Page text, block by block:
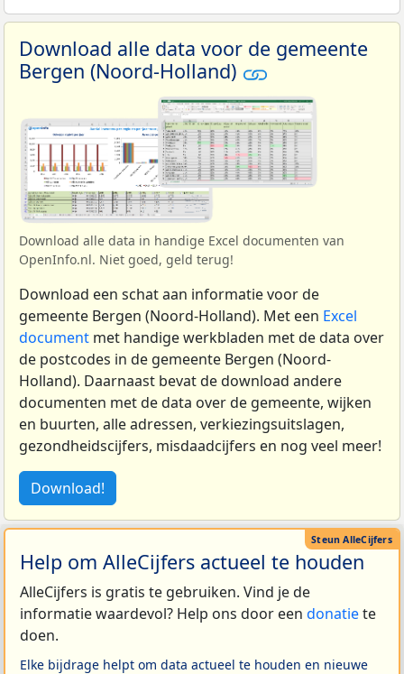
Download alle data voor de gemeente
Bergen (Noord-Holland)
Download alle data in handige Excel documenten van
OpenInfo.nl. Niet goed, geld terug!
Download een schat aan informatie voor de
gemeente Bergen (Noord-Holland). Met een Excel
document met handige werkbladen met de data over
de postcodes in de gemeente Bergen (Noord-
Holland). Daarnaast bevat de download andere
documenten met de data over de gemeente, wijken
en buurten, alle adressen, verkiezingsuitslagen,
gezondheidscijfers, misdaadcijfers en nog veel meer!
Download!
Help om AlleCijfers actueel te houden
AlleCijfers is gratis te gebruiken. Vind je de
informatie waardevol? Help ons door een donatiete
doen.
Elke bijdrage helpt om data actueel te houden en nieuwe